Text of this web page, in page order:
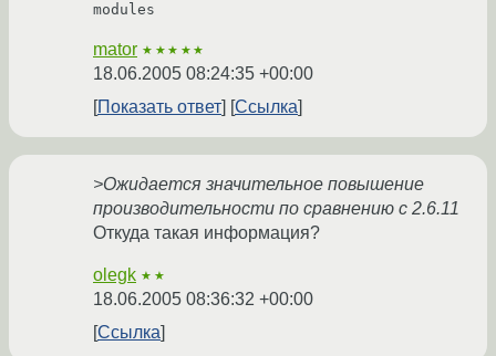
modules
mator ★★★★★
18.06.2005 08:24:35 +00:00
Показать ответ
Ссылка
>Ожидается значительное повышение
производительности по сравнению с 2.6.11
Откуда такая информация?
olegk ★★
18.06.2005 08:36:32 +00:00
Ссылка